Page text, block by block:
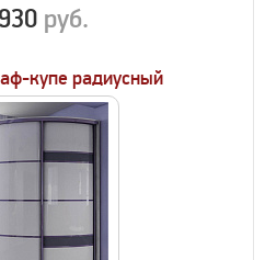
руб.
купе радиусный